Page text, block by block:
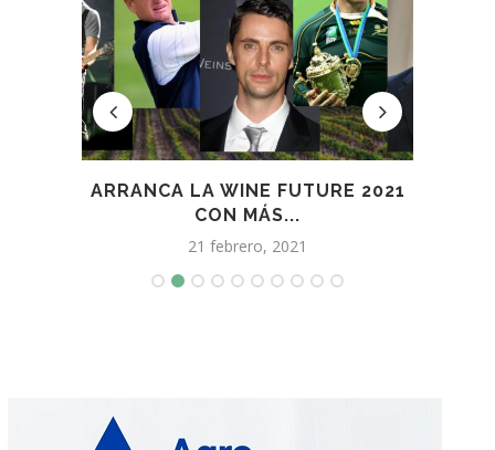
ARRANCA LA WINE FUTURE 2021
CON MÁS...
21 febrero, 2021